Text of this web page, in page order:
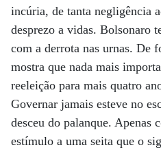
incúria, de tanta negligência
desprezo a vidas. Bolsonaro
com a derrota nas urnas. De
mostra que nada mais
reeleição para mais quatro
Governar jamais esteve no
desceu do palanque. Apenas
estímulo a uma seita que o